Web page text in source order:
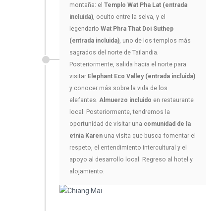
montaña: el Templo Wat Pha Lat (entrada
incluida) , oculto entre la selva, y el
legendario Wat Phra That Doi Suthep
(entrada incluida) , uno de los templos más
sagrados del norte de Tailandia.
Posteriormente, salida hacia el norte para
visitar Elephant Eco Valley (entrada incluida)
y conocer más sobre la vida de los
elefantes. Almuerzo incluido en restaurante
local. Posteriormente, tendremos la
oportunidad de visitar una comunidad de la
etnia Karen una visita que busca fomentar el
respeto, el entendimiento intercultural y el
apoyo al desarrollo local. Regreso al hotel y
alojamiento.